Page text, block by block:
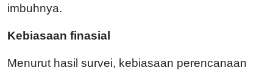
imbuhnya.
Kebiasaan finasial
Menurut hasil survei, kebiasaan perencanaan